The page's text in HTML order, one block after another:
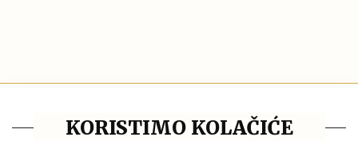
Impresum KORISTIMO KOLAČIĆE